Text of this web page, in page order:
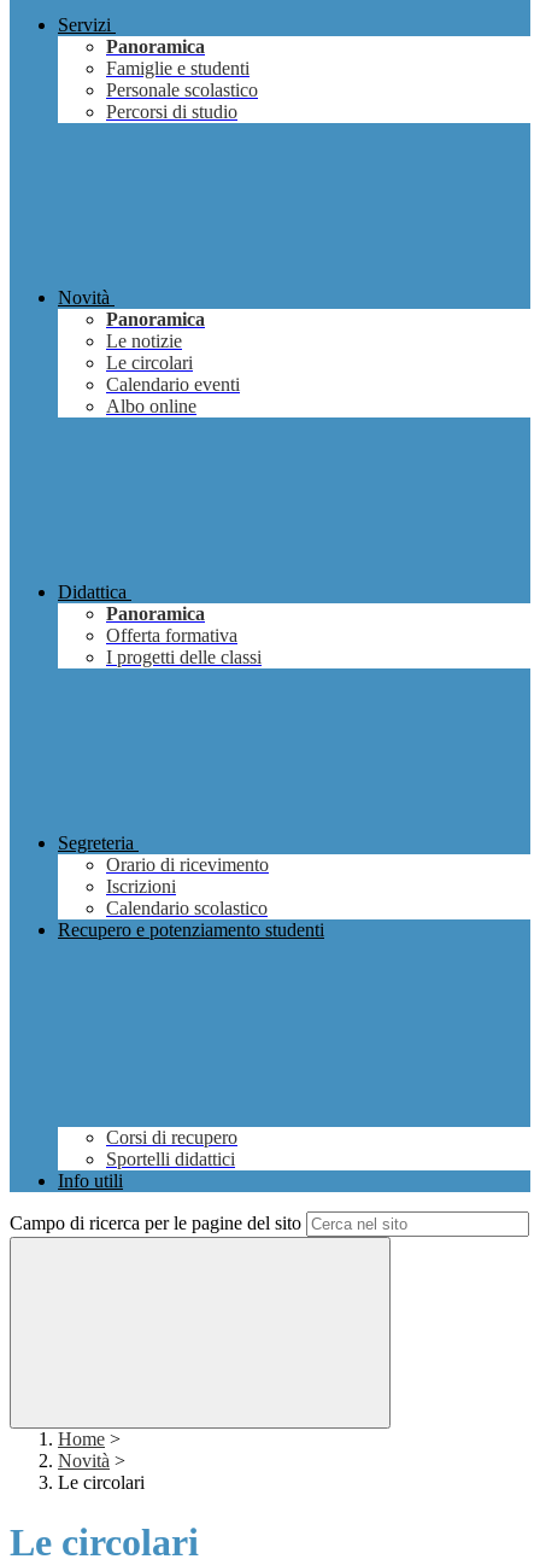
Servizi
Panoramica
Famiglie e studenti
Personale scolastico
Percorsi di studio
Novità
Panoramica
Le notizie
Le circolari
Calendario eventi
Albo online
Didattica
Panoramica
Offerta formativa
I progetti delle classi
Segreteria
Orario di ricevimento
Iscrizioni
Calendario scolastico
Recupero e potenziamento studenti
Corsi di recupero
Sportelli didattici
Info utili
Campo di ricerca per le pagine del sito
Home >
Novità >
Le circolari
Le circolari